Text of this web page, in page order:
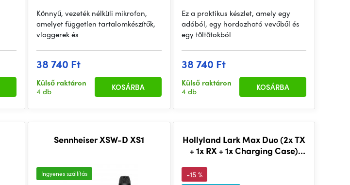
Könnyű, vezeték nélküli mikrofon,
amelyet független tartalomkészítők,
vloggerek és
38 740 Ft
Külső raktáron
4 db
KOSÁRBA
Ez a praktikus készlet, amely egy
adóból, egy hordozható vevőből és
egy töltőtokból
38 740 Ft
Külső raktáron
4 db
KOSÁRBA
Sennheiser XSW-D XS1
Ingyenes szállítás
Hollyland Lark Max Duo (2x TX
+ 1x RX + 1x Charging Case)
-15 %